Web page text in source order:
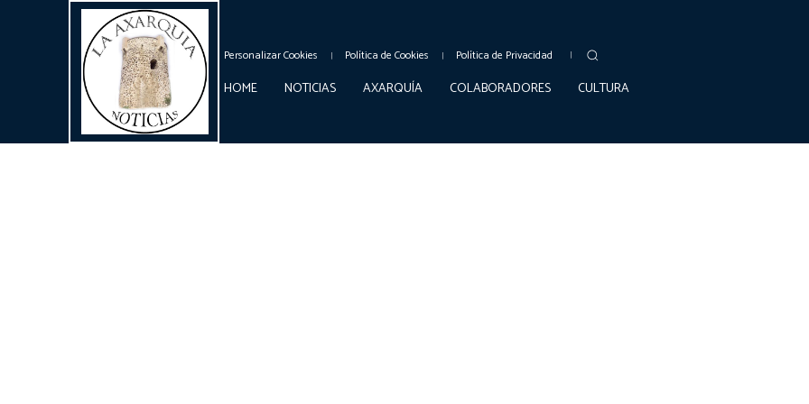
Personalizar Cookies Política de Cookies Política de Privacidad
HOME NOTICIAS AXARQUÍA COLABORADORES CULTURA